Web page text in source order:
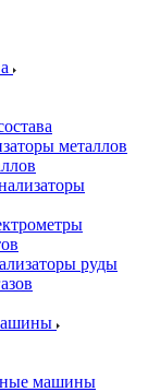
металлов
руды
машины